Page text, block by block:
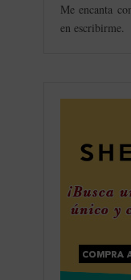
Me encanta
en escribirme.